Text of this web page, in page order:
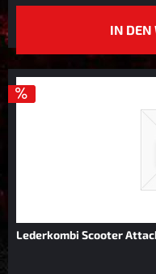
IN DEN
Lederkombi Scooter